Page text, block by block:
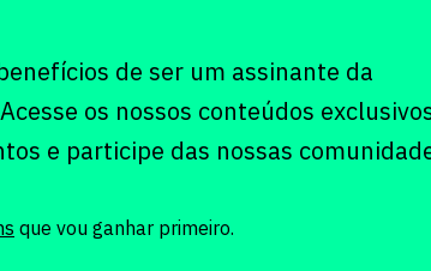
de ser um assinante da
os nossos conteúdos
e participe das nossas
que vou ganhar primeiro.